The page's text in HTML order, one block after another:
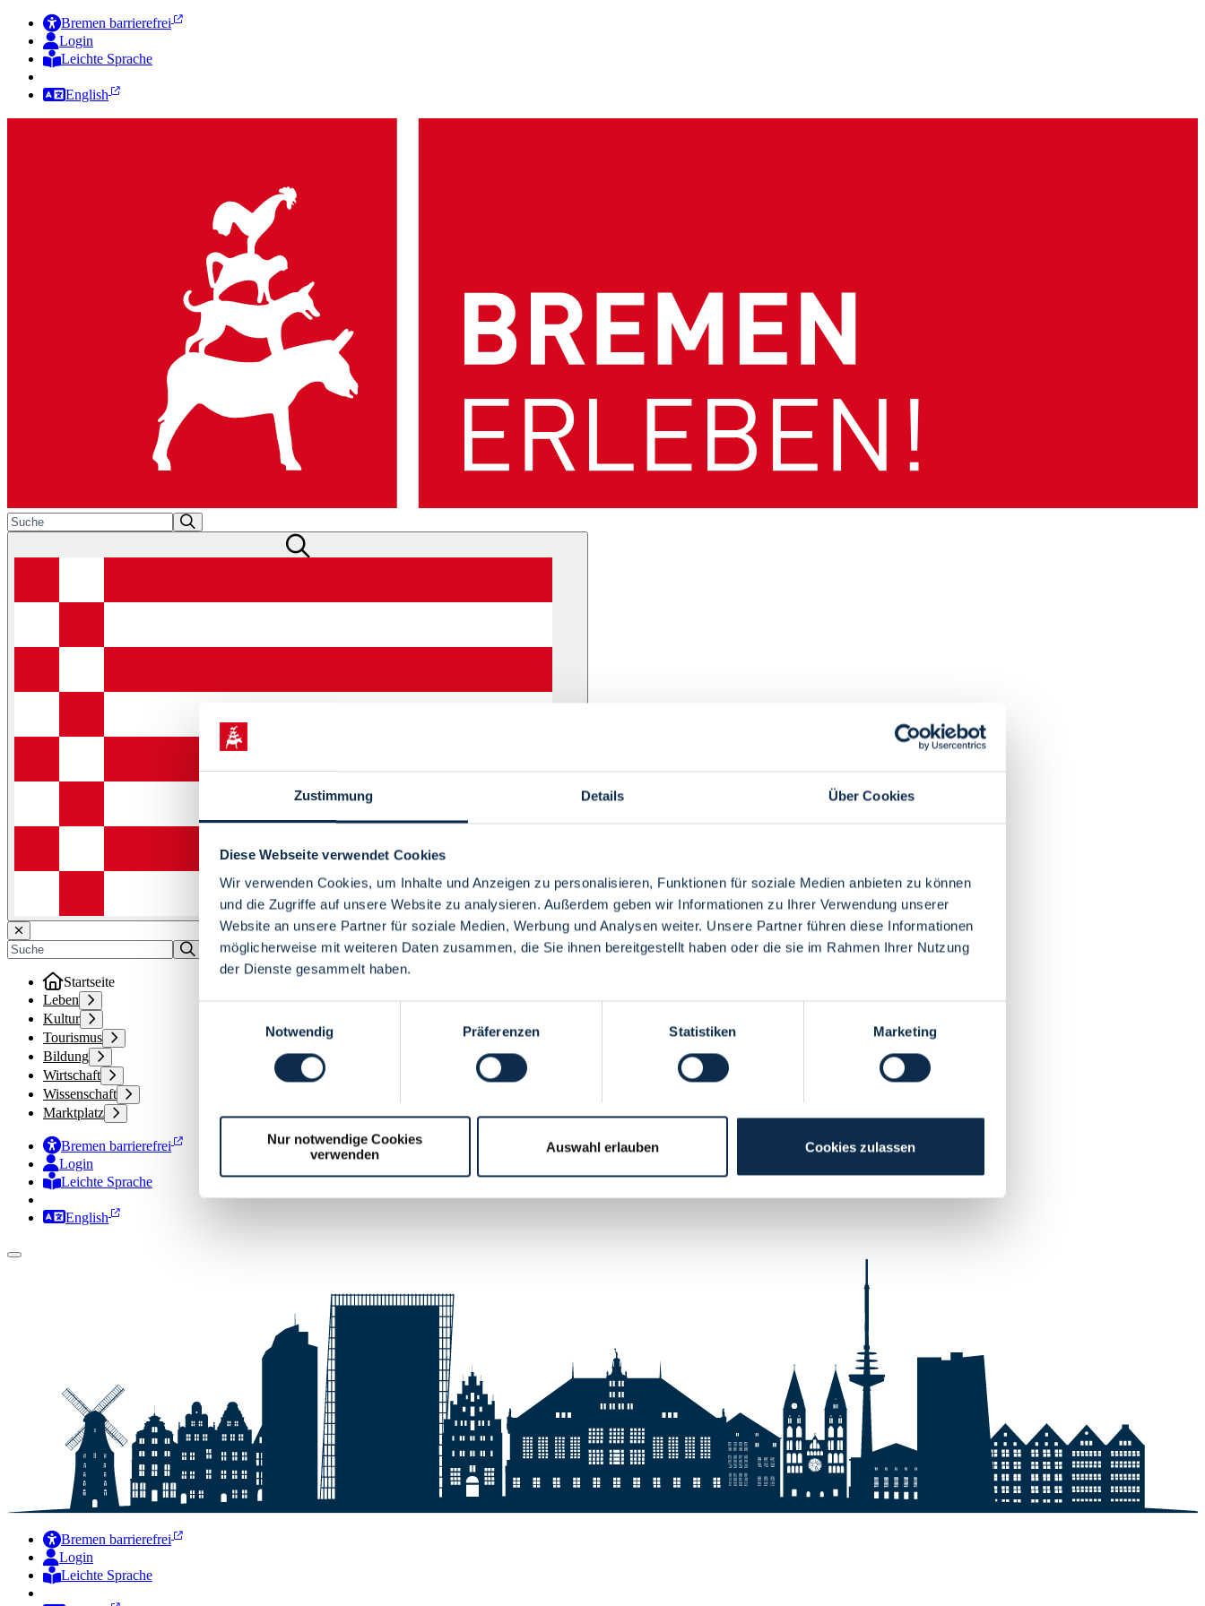
Zustimmung Details Über Cookies
Diese Webseite verwendet Cookies
Wir verwenden Cookies, um Inhalte und Anzeigen zu personalisieren, Funktionen für soziale Medien anbieten zu können
und die Zugriffe auf unsere Website zu analysieren. Außerdem geben wir Informationen zu Ihrer Verwendung unserer
Website an unsere Partner für soziale Medien, Werbung und Analysen weiter. Unsere Partner führen diese Informationen
möglicherweise mit weiteren Daten zusammen, die Sie ihnen bereitgestellt haben oder die sie im Rahmen Ihrer Nutzung
der Dienste gesammelt haben.
Notwendig
Präferenzen Statistiken Marketing
Nur notwendige Cookies
verwenden
Auswahl erlauben Cookies zulassen
Bremen barrierefrei
Login
Leichte Sprache
English
Menü
Startseite
Leben
Kultur
Tourismus
Bildung
Wirtschaft
Wissenschaft
Marktplatz
Bremen barrierefrei
Login
Leichte Sprache
Zur Deutschen Gebärdensprache
English
Bremen barrierefrei
Login
Leichte Sprache